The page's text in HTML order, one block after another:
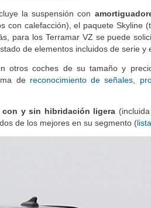
la suspensión con
con calefacción), el paquete Skyline
para los Terramar VZ se puede
otros coches de su tamaño y
y sin hibridación ligera(incluida